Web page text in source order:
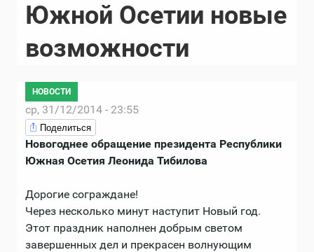
Южной Осетии новые
возможности
НОВОСТИ
ср, 31/12/2014 - 23:55
Поделиться
Новогоднее обращение президента Республики
Южная Осетия Леонида Тибилова
Дорогие сограждане!
Через несколько минут наступит Новый год.
Этот праздник наполнен добрым светом
завершенных дел и прекрасен волнующим